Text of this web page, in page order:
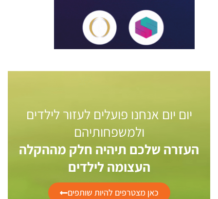
יום יום אנחנו פועלים לעזור לילדים
ולמשפחותיהם
העזרה שלכם תיהיה חלק מההקלה
העצומה לילדים
כאן מצטרפים להיות שותפים